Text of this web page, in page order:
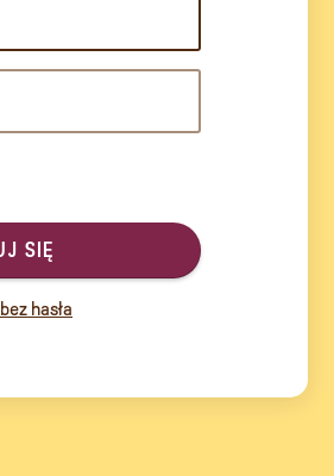
SIĘ
hasła